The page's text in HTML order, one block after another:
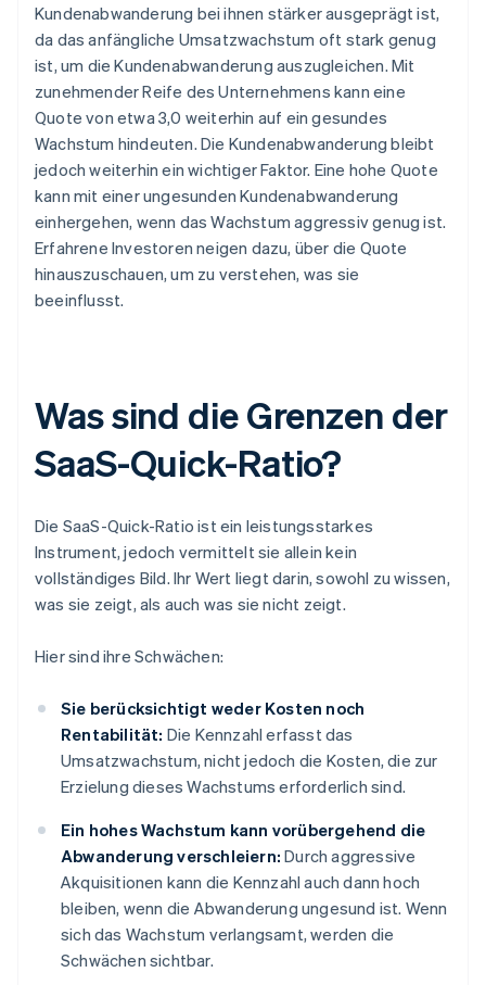
Kundenabwanderung bei ihnen stärker ausgeprägt ist,
da das anfängliche Umsatzwachstum oft stark genug
ist, um die Kundenabwanderung auszugleichen. Mit
zunehmender Reife des Unternehmens kann eine
Quote von etwa 3,0 weiterhin auf ein gesundes
Wachstum hindeuten. Die Kundenabwanderung bleibt
jedoch weiterhin ein wichtiger Faktor. Eine hohe Quote
kann mit einer ungesunden Kundenabwanderung
einhergehen, wenn das Wachstum aggressiv genug ist.
Erfahrene Investoren neigen dazu, über die Quote
hinauszuschauen, um zu verstehen, was sie
beeinflusst.
Was sind die Grenzen der
SaaS-Quick-Ratio?
Die SaaS-Quick-Ratio ist ein leistungsstarkes
Instrument, jedoch vermittelt sie allein kein
vollständiges Bild. Ihr Wert liegt darin, sowohl zu wissen,
was sie zeigt, als auch was sie nicht zeigt.
Hier sind ihre Schwächen:
Sie berücksichtigt weder Kosten noch
Rentabilität: Die Kennzahl erfasst das
Umsatzwachstum, nicht jedoch die Kosten, die zur
Erzielung dieses Wachstums erforderlich sind.
Ein hohes Wachstum kann vorübergehend die
Abwanderung verschleiern: Durch aggressive
Akquisitionen kann die Kennzahl auch dann hoch
bleiben, wenn die Abwanderung ungesund ist. Wenn
sich das Wachstum verlangsamt, werden die
Schwächen sichtbar.